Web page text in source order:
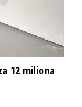
12 miliona